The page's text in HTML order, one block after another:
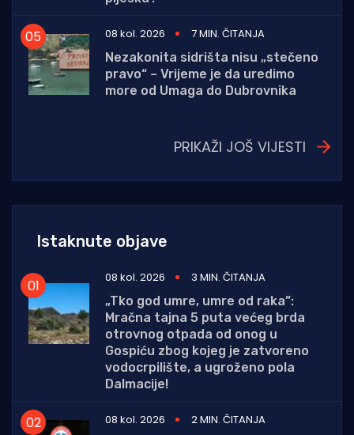
08 kol. 2026
7 MIN. ČITANJA
Nezakonita sidrišta nisu „stečeno
pravo“ – Vrijeme je da uredimo
more od Umaga do Dubrovnika
PRIKAŽI JOŠ VIJESTI
Istaknute objave
08 kol. 2026
3 MIN. ČITANJA
„Tko god umre, umre od raka”:
Mračna tajna 5 puta većeg brda
otrovnog otpada od onog u
Gospiću zbog kojeg je zatvoreno
vodocrpilište, a ugroženo pola
Dalmacije!
08 kol. 2026
2 MIN. ČITANJA